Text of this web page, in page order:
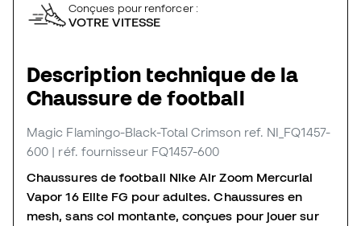
Conçues pour renforcer :
VOTRE VITESSE
Description technique de la
Chaussure de football
Magic Flamingo-Black-Total Crimson ref. NI_FQ1457-
600 | réf. fournisseur FQ1457-600
Chaussures de football Nike Air Zoom Mercurial
Vapor 16 Elite FG pour adultes. Chaussures en
mesh, sans col montante, conçues pour jouer sur